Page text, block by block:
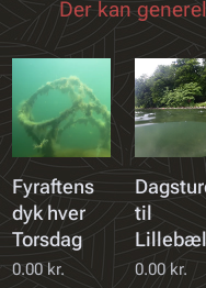
Der kan
Fyraftens
dyk hver
Torsdag
0.00 kr.
til
0.00kr.